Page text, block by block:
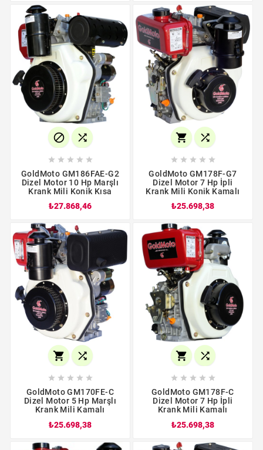
 
    
GoldMoto GM186FAE-G2
Dizel Motor 10 Hp Marşlı
Krank Mili Konik Kısa
₺27.868,46
 
    
GoldMoto GM178F-G7
Dizel Motor 7 Hp İpli
Krank Mili Konik Kamalı
₺25.698,38
 
    
GoldMoto GM170FE-C
Dizel Motor 5 Hp Marşlı
Krank Mili Kamalı
₺25.698,38
 
    
GoldMoto GM178F-C
Dizel Motor 7 Hp İpli
Krank Mili Kamalı
₺25.698,38